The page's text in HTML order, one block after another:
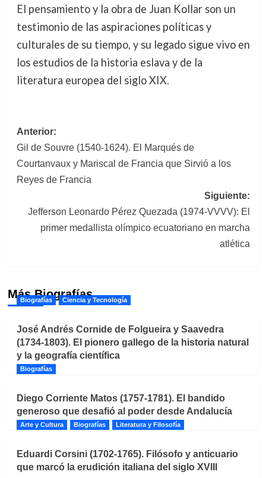
El pensamiento y la obra de Juan Kollar son un
testimonio de las aspiraciones políticas y
culturales de su tiempo, y su legado sigue vivo en
los estudios de la historia eslava y de la
literatura europea del siglo XIX.
Navegación
de
entradas
Anterior:
Gil de Souvre (1540-1624). El Marqués de
Courtanvaux y Mariscal de Francia que Sirvió a los
Reyes de Francia
Siguiente:
Jefferson Leonardo Pérez Quezada (1974-VVVV): El
primer medallista olímpico ecuatoriano en marcha
atlética
Más Biografías
Biografías Ciencia y Tecnología
José Andrés Cornide de Folgueira y Saavedra
(1734-1803). El pionero gallego de la historia natural
y la geografía científica
Biografías
Diego Corriente Matos (1757-1781). El bandido
generoso que desafió al poder desde Andalucía
Arte y Cultura Biografías Literatura y Filosofía
Eduardi Corsini (1702-1765). Filósofo y anticuario
que marcó la erudición italiana del siglo XVIII